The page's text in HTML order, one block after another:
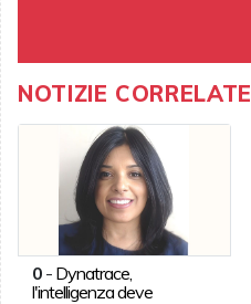
NOTIZIE CORRELATE
0- Dynatrace,
l'intelligenza deve